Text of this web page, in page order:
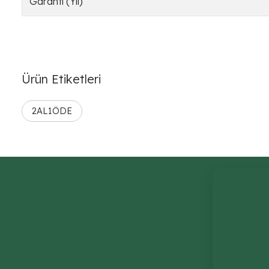
Ürün Etiketleri
2AL1ÖDE